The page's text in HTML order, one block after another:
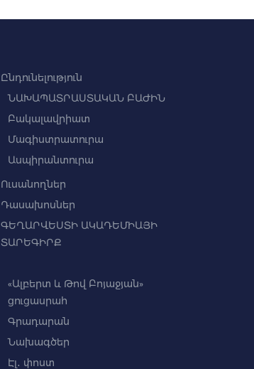
Ընդունելություն
ՆԱԽԱՊԱՏՐԱՍՏԱԿԱՆ ԲԱԺԻՆ
Բակալավրիատ
Մագիստրատուրա
Ասպիրանտուրա
Ուսանողներ
Դասախոսներ
ԳԵՂԱՐՎԵՍՏԻ ԱԿԱԴԵՄԻԱՅԻ
ՏԱՐԵԳԻՐՔ
«Ալբերտ և Թով Բոյաջյան»
ցուցասրահ
Գրադարան
Նախագծեր
Էլ․ փոստ